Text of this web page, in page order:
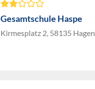
Gesamtschule Haspe
Kirmesplatz 2, 58135 Hagen